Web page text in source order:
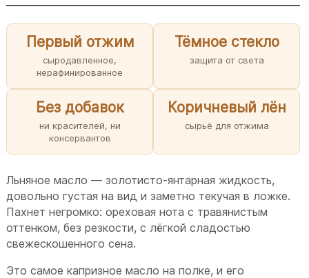
Первый отжим
сыродавленное,
нерафинированное
Тёмное стекло
защита от света
Без добавок
ни красителей, ни
консервантов
Коричневый лён
сырьё для отжима
Льняное масло — золотисто-янтарная жидкость,
довольно густая на вид и заметно текучая в ложке.
Пахнет негромко: ореховая нота с травянистым
оттенком, без резкости, с лёгкой сладостью
свежескошенного сена.
Это самое капризное масло на полке, и его